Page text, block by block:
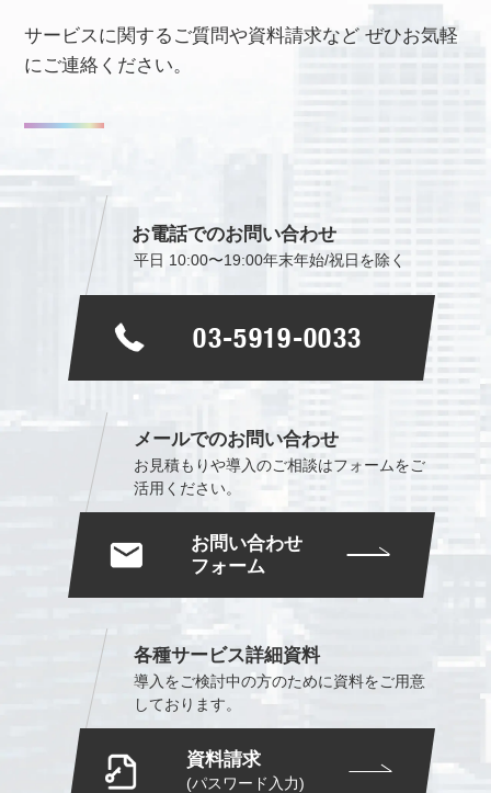
サービスに関するご質問や資料請求などぜひお気軽
にご連絡ください。
お電話でのお問い合わせ
平日 10:00〜19:00年末年始/祝日を除く
03-5919-0033
メールでのお問い合わせ
お見積もりや導入のご相談はフォームをご
活用ください。
お問い合わせ
フォーム
各種サービス詳細資料
導入をご検討中の方のために資料をご用意
しております。
資料請求
(パスワード入力)